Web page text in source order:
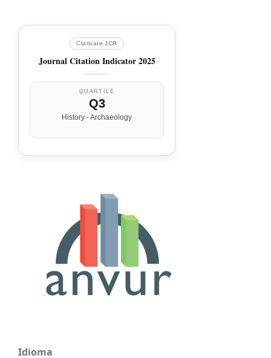
Clarivate JCR
Journal Citation Indicator 2025
QUARTILE
Q3
History - Archaeology
Idioma